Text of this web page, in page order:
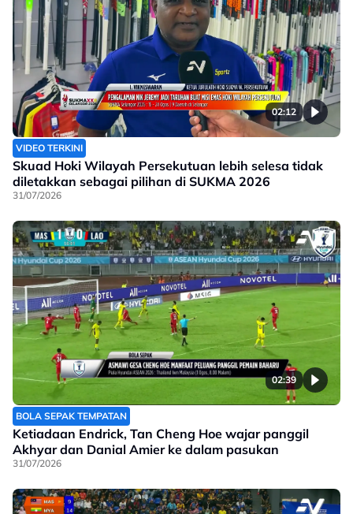
02:12
VIDEO TERKINI
Skuad Hoki Wilayah Persekutuan lebih selesa tidak
diletakkan sebagai pilihan di SUKMA 2026
31/07/2026
02:39
BOLA SEPAK TEMPATAN
Ketiadaan Endrick, Tan Cheng Hoe wajar panggil
Akhyar dan Danial Amier ke dalam pasukan
31/07/2026